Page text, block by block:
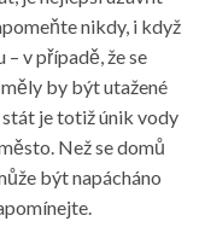
nikdy, i když
v případě, že se
by být utažené
stát je totiž únik vody
Než se domů
být napácháno